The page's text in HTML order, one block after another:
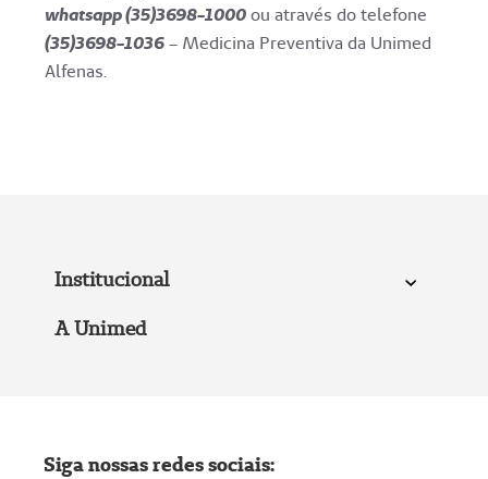
whatsapp (35)3698-1000ou através do telefone
(35)3698-1036– Medicina Preventiva da Unimed
Alfenas.
Institucional
A Unimed
Siga nossas redes sociais: